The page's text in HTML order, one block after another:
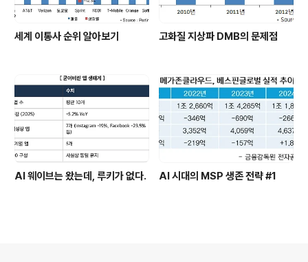
세계 이통사 순위 알아보기 고화질 지상파 DMB의 문제점
AI 웨이브는 왔는데, 루키가 없다. AI 시대의 MSP 생존 전략 #1